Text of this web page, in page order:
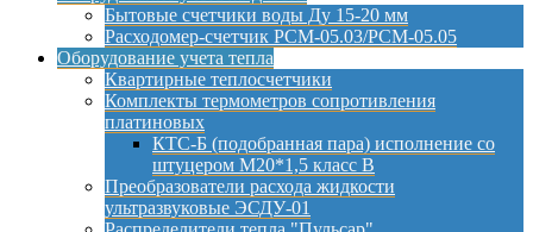
Бытовые счетчики воды Ду 15-20 мм
Расходомер-счетчик РСМ-05.03/РСМ-05.05
Оборудование учета тепла
Квартирные теплосчетчики
Комплекты термометров сопротивления
платиновых
КТС-Б (подобранная пара) исполнение со
штуцером М20*1,5 класс B
Преобразователи расхода жидкости
ультразвуковые ЭСДУ-01